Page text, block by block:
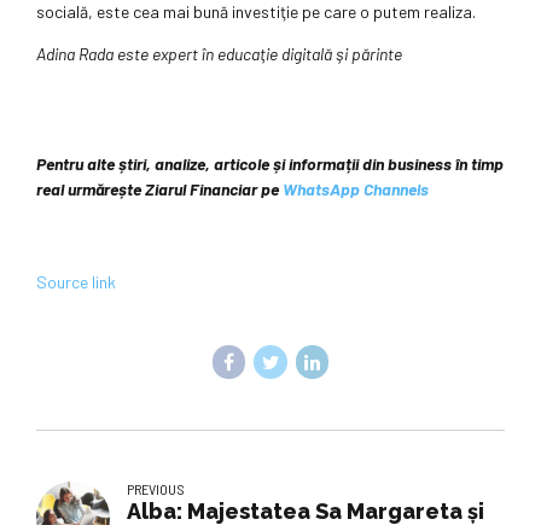
socială, este cea mai bună investiţie pe care o putem realiza.
Adina Rada este expert în educaţie digitală şi părinte
Pentru alte știri, analize, articole și informații din business în timp
real urmărește Ziarul Financiar pe WhatsApp Channels
Source link
PREVIOUS
Alba: Majestatea Sa Margareta și